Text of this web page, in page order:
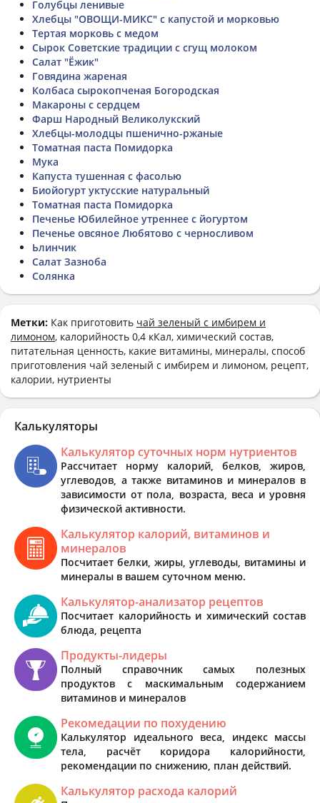
Голубцы ленивые
Хлебцы "ОВОЩИ-МИКС" с капустой и морковью
Тертая морковь с медом
Сырок Советские традиции с сгущ молоком
Салат "Ёжик"
Говядина жареная
Колбаса сырокопченая Богородская
Макароны с сердцем
Фарш Народный Великолукский
Хлебцы-молодцы пшенично-ржаные
Томатная паста Помидорка
Мука
Капуста тушенная с фасолью
Биойогурт уктусские натуральный
Томатная паста Помидорка
Печенье Юбилейное утреннее с йогуртом
Печенье овсяное Любятово с черносливом
Ьлинчик
Салат Зазноба
Солянка
Метки: Как приготовить чай зеленый с имбирем и
лимоном, калорийность 0,4 кКал, химический состав,
питательная ценность, какие витамины, минералы, способ
приготовления чай зеленый с имбирем и лимоном, рецепт,
калории, нутриенты
Калькуляторы
Калькулятор суточных норм нутриентов
Рассчитает норму калорий, белков, жиров,
углеводов, а также витаминов и минералов в
зависимости от пола, возраста, веса и уровня
физической активности.
Калькулятор калорий, витаминов и
минералов
Посчитает белки, жиры, углеводы, витамины и
минералы в вашем суточном меню.
Калькулятор-анализатор рецептов
Посчитает калорийность и химический состав
блюда, рецепта
Продукты-лидеры
Полный справочник самых полезных
продуктов с маскимальным содержанием
витаминов и минералов
Рекомедации по похудению
Калькулятор идеального веса, индекс массы
тела, расчёт коридора калорийности,
рекомендации по снижению, план действий.
Калькулятор расхода калорий